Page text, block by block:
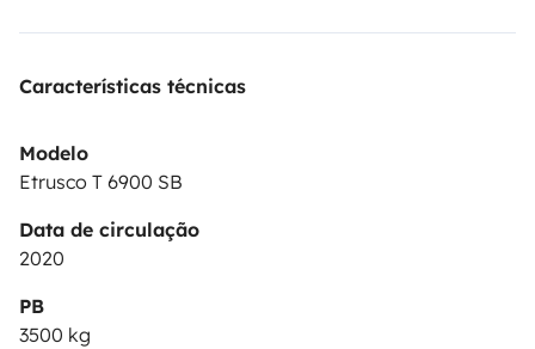
Características técnicas
Modelo
Etrusco T 6900 SB
Data de circulação
2020
PB
3500 kg